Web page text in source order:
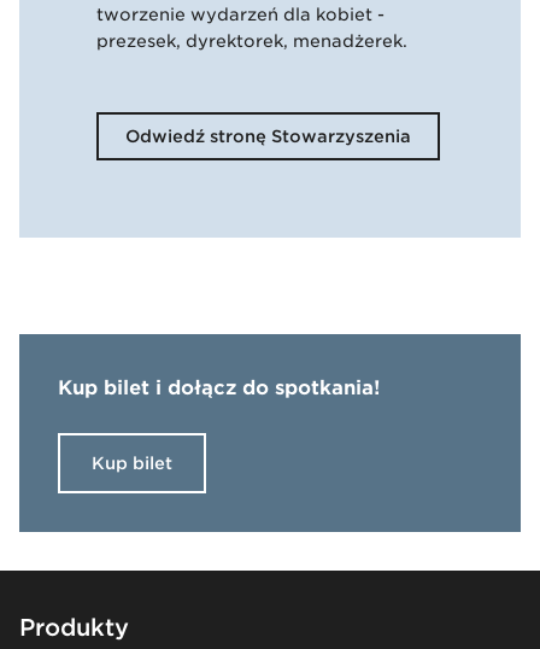
tworzenie wydarzeń dla kobiet -
prezesek, dyrektorek, menadżerek.
Odwiedź stronę Stowarzyszenia
Kup bilet i dołącz do spotkania!
Kup bilet
Footer
Produkty